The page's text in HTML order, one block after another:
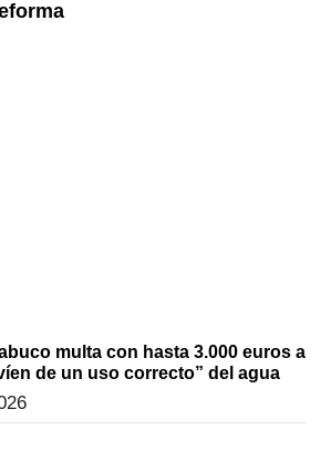
multa con hasta 3.000 euros a
de un uso correcto” del agua